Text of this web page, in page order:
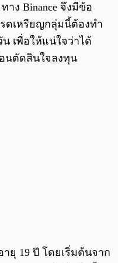
ง Binance จึงมีข้อ
ดเหรียญกลุ่มนี้ต้องทำ
เพื่อให้แน่ใจว่าได้
นตัดสินใจลงทุน
ยุ 19 ปี โดยเริ่มต้นจาก